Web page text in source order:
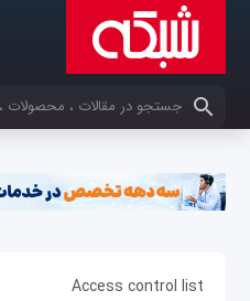
کلمات کلیدی خود را وارد کنید
Access control list